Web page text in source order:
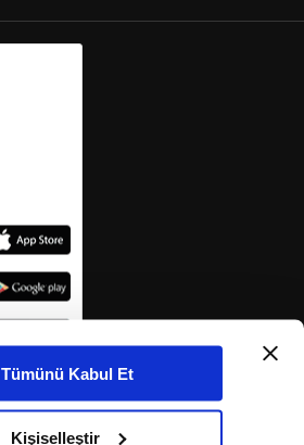
Tümünü Kabul Et
Kişiselleştir